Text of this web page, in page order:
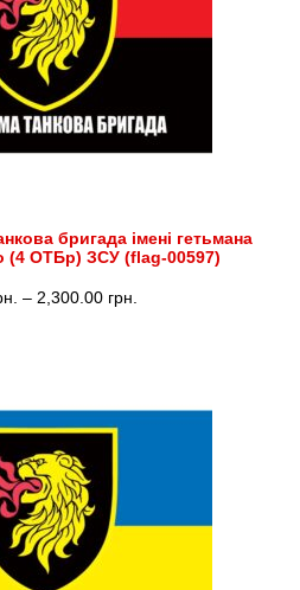
бригада імені гетьмана
(4 ОТБр) ЗСУ (flag-00597)
– 2,300.00 грн.